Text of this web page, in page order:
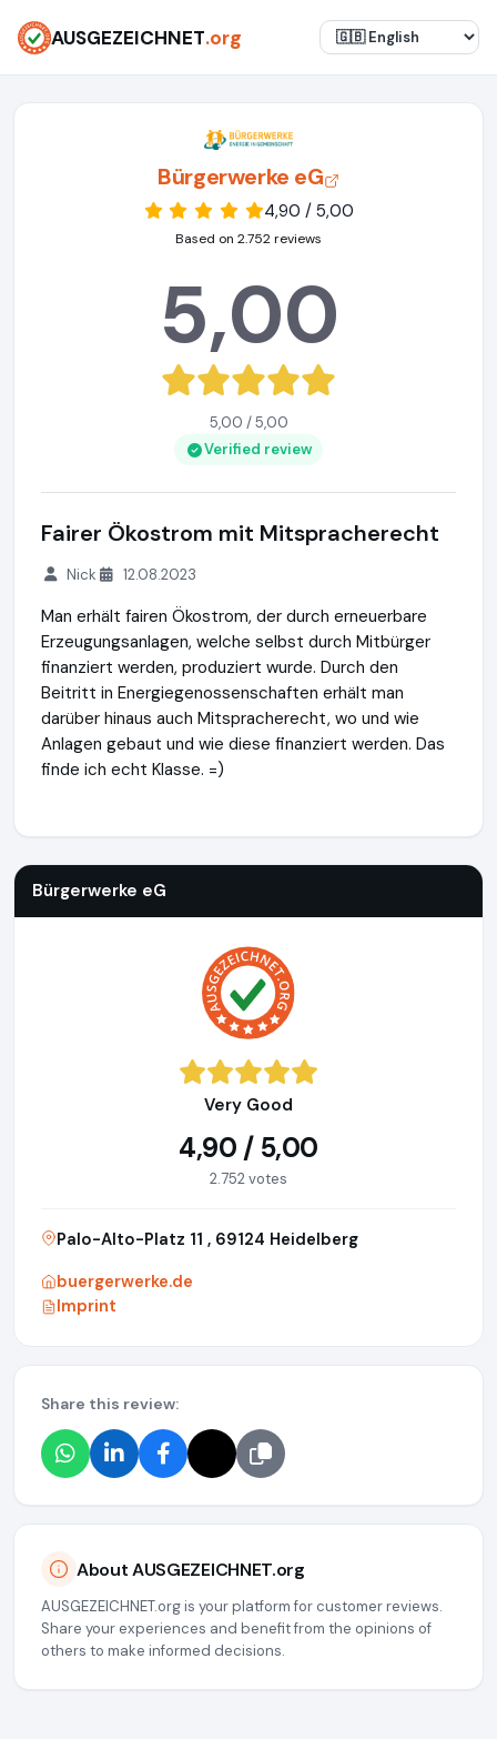
AUSGEZEICHNET.org
Bürgerwerke eG
4,90 / 5,00
Based on 2.752 reviews
5,00
5,00 / 5,00
Verified review
Fairer Ökostrom mit Mitspracherecht
Nick 12.08.2023
Man erhält fairen Ökostrom, der durch erneuerbare
Erzeugungsanlagen, welche selbst durch Mitbürger
finanziert werden, produziert wurde. Durch den
Beitritt in Energiegenossenschaften erhält man
darüber hinaus auch Mitspracherecht, wo und wie
Anlagen gebaut und wie diese finanziert werden. Das
finde ich echt Klasse. =)
Bürgerwerke eG
Very Good
4,90 / 5,00
2.752 votes
Palo-Alto-Platz 11 , 69124 Heidelberg
buergerwerke.de
Imprint
Share this review:
About AUSGEZEICHNET.org
AUSGEZEICHNET.org is your platform for customer reviews.
Share your experiences and benefit from the opinions of
others to make informed decisions.